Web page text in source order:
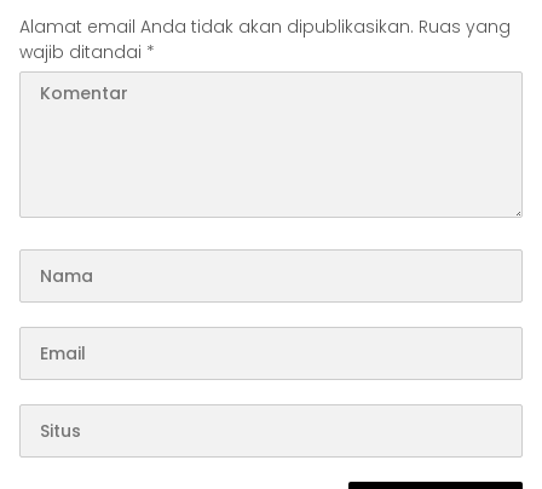
Alamat email Anda tidak akan dipublikasikan. Ruas yang
wajib ditandai *